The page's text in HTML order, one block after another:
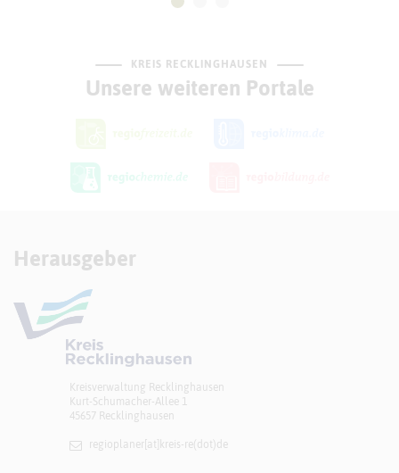
KREIS RECKLINGHAUSEN
Unsere weiteren Portale
Herausgeber
Kreisverwaltung Recklinghausen
Kurt-Schumacher-Allee 1
45657 Recklinghausen
regioplaner[at]​kreis-re(dot)de